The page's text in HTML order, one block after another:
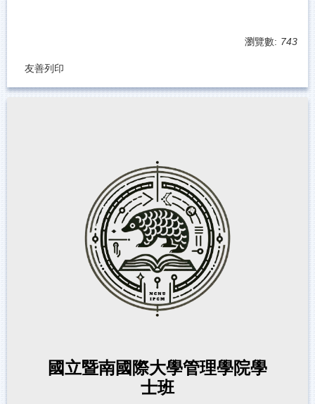
瀏覽數: 743
友善列印
國立暨南國際大學管理學院學
士班